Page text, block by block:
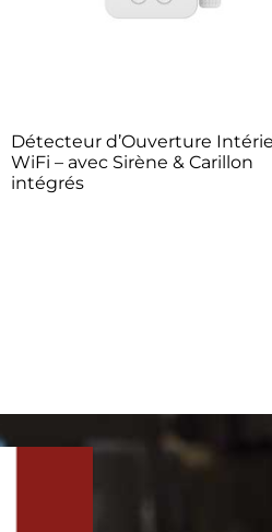
Détecteur d’Ouverture
WiFi – avec Sirène & Carillon
intégrés